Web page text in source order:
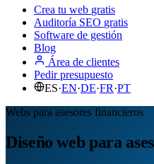
Crea tu web gratis
Auditoría SEO gratis
Software de gestión
Blog
Área de clientes
Pedir presupuesto
ES·EN·DE·FR·PT
Webs para asesores financieros
Diseño web para